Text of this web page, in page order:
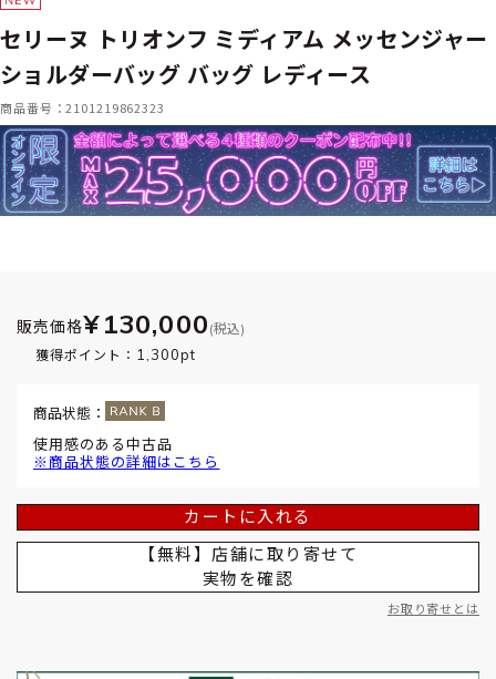
セリーヌ トリオンフ ミディアム メッセンジャー
ショルダーバッグ バッグ レディース
商品番号：2101219862323
販売価格¥130,000 (税込)
獲得ポイント： 1,300pt
商品状態：
使用感のある中古品
※商品状態の詳細はこちら
カートに入れる
【無料】店舗に取り寄せて
実物を確認
お取り寄せとは